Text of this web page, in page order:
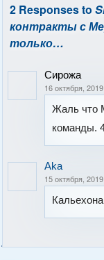
2 Responses to
контракты с
только…
Сирожа
16 октября,
Жаль что
команды.
Aka
15 октября,